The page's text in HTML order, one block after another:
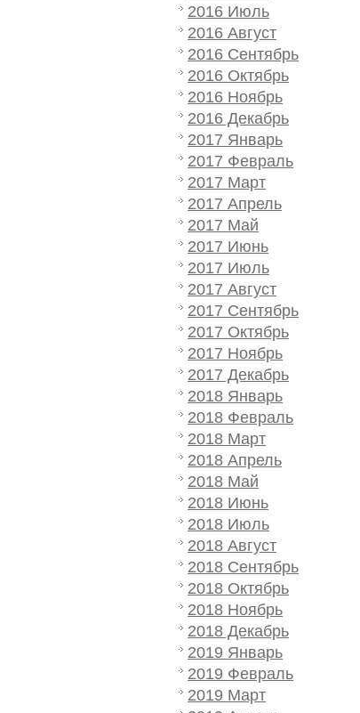
2016 Июль
2016 Август
2016 Сентябрь
2016 Октябрь
2016 Ноябрь
2016 Декабрь
2017 Январь
2017 Февраль
2017 Март
2017 Апрель
2017 Май
2017 Июнь
2017 Июль
2017 Август
2017 Сентябрь
2017 Октябрь
2017 Ноябрь
2017 Декабрь
2018 Январь
2018 Февраль
2018 Март
2018 Апрель
2018 Май
2018 Июнь
2018 Июль
2018 Август
2018 Сентябрь
2018 Октябрь
2018 Ноябрь
2018 Декабрь
2019 Январь
2019 Февраль
2019 Март